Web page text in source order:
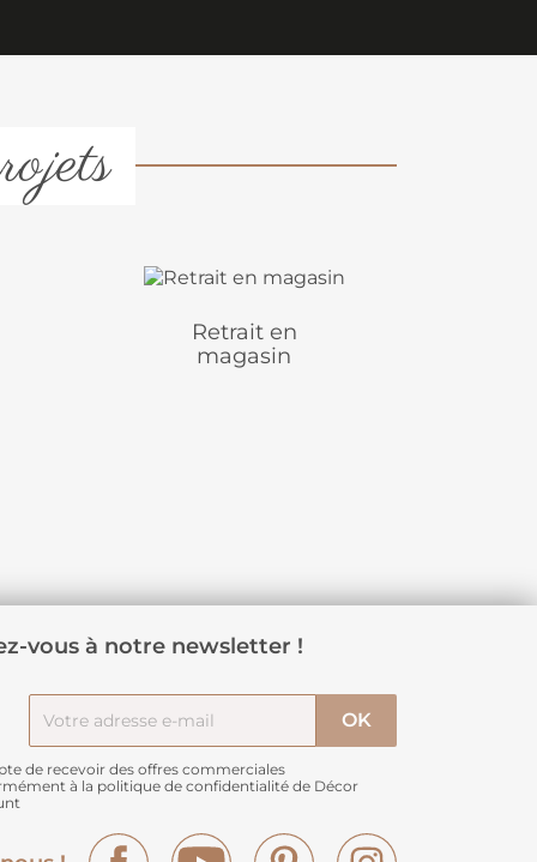
Retrait en
magasin
vous à notre newsletter !
de recevoir des offres commerciales
à la politique de confidentialité de Décor
Facebook YouTube Pinterest